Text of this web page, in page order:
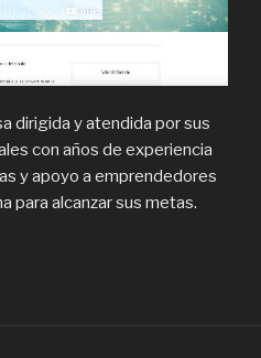
dirigida y atendida por sus
con años de experiencia
y apoyo a emprendedores
para alcanzar sus metas.